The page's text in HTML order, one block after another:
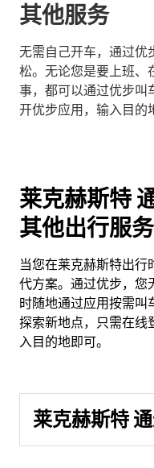
其他服务
无需自己开车，通过优
松。无论您是要上班、
事，都可以通过优步叫
开优步应用，输入目的
莱克赫斯特
其他出行服
当您在莱克赫斯特出行
代方案。通过优步，您
时随地通过应用按需叫
探索新地点，只需在线
入目的地即可。
莱克赫斯特